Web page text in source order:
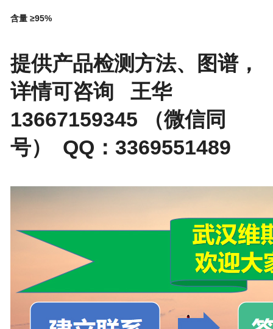
含量 ≥95%
提供产品检测方法、图谱，
详情可咨询 王华
13667159345 （微信同
号） QQ：3369551489